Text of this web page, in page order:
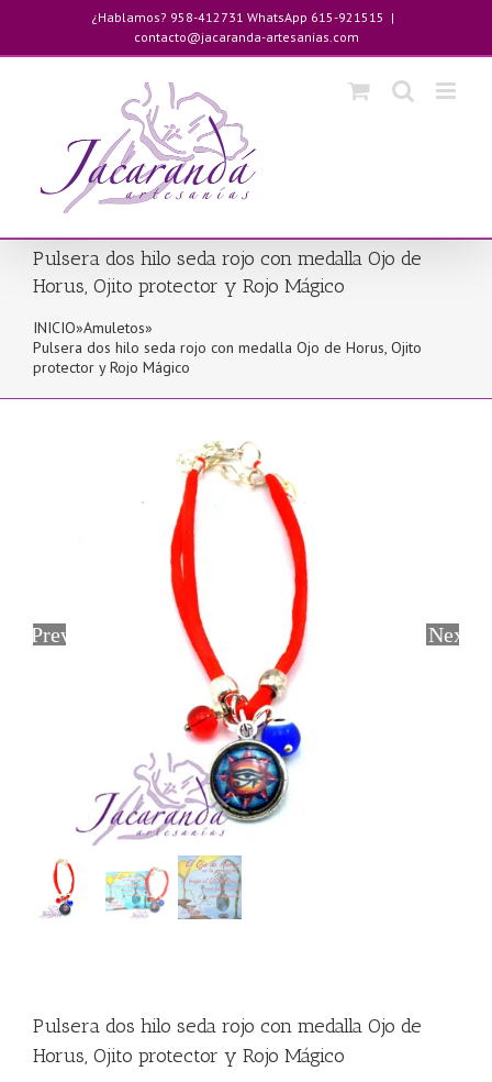
contenido
¿Hablamos? 958-412731 WhatsApp 615-921515 |
contacto@jacaranda-artesanias.com
Pulsera dos hilo seda rojo con medalla Ojo de
Horus, Ojito protector y Rojo Mágico
INICIO»Amuletos»
Pulsera dos hilo seda rojo con medalla Ojo de Horus, Ojito
protector y Rojo Mágico
Previous Next
Pulsera dos hilo seda rojo con medalla Ojo de
Horus, Ojito protector y Rojo Mágico